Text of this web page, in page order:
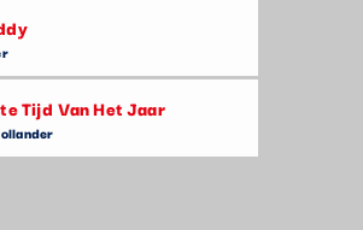
Tijd Van Het Jaar